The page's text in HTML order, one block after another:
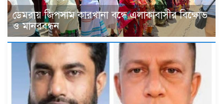
ডেমরায় জিপসাম কারখানা বন্ধে এলাকাবাসীর বিক্ষোভ
ও মানববন্ধন